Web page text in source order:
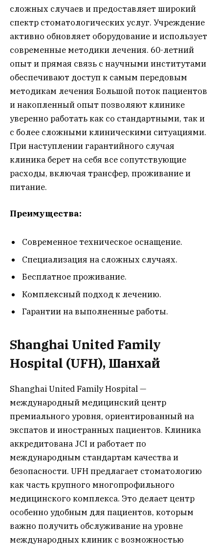
сложных случаев и предоставляет широкий
спектр стоматологических услуг. Учреждение
активно обновляет оборудование и использует
современные методики лечения. 60-летний
опыт и прямая связь с научными институтами
обеспечивают доступ к самым передовым
методикам лечения Большой поток пациентов
и накопленный опыт позволяют клинике
уверенно работать как со стандартными, так и
с более сложными клиническими ситуациями.
При наступлении гарантийного случая
клиника берет на себя все сопутствующие
расходы, включая трансфер, проживание и
питание.
Преимущества:
Современное техническое оснащение.
Специализация на сложных случаях.
Бесплатное проживание.
Комплексный подход к лечению.
Гарантии на выполненные работы.
Shanghai United Family
Hospital (UFH), Шанхай
Shanghai United Family Hospital —
международный медицинский центр
премиального уровня, ориентированный на
экспатов и иностранных пациентов. Клиника
аккредитована JCI и работает по
международным стандартам качества и
безопасности. UFH предлагает стоматологию
как часть крупного многопрофильного
медицинского комплекса. Это делает центр
особенно удобным для пациентов, которым
важно получить обслуживание на уровне
международных клиник с возможностью